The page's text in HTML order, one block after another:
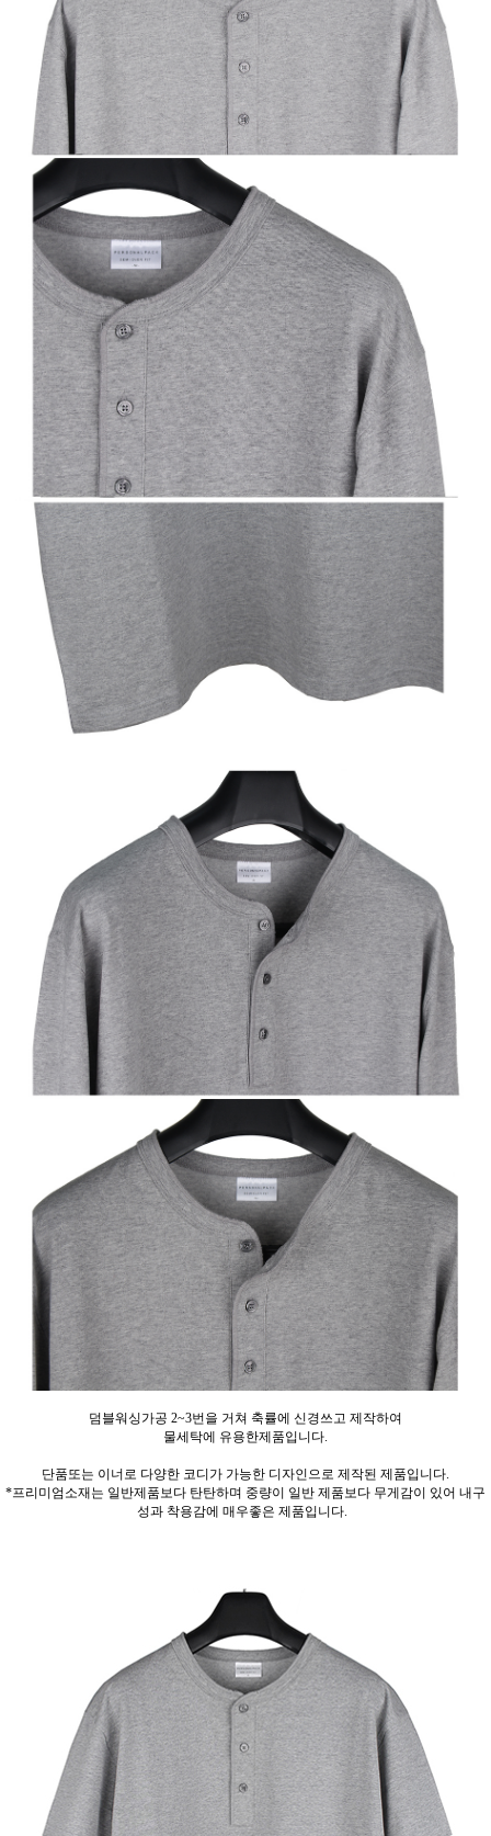
덤블워싱가공 2~3번을 거쳐 축률에 신경쓰고 제작하여
물세탁에 유용한제품입니다.
단품또는 이너로 다양한 코디가 가능한 디자인으로 제작된 제품입니다.
*프리미엄소재는 일반제품보다 탄탄하며 중량이 일반 제품보다 무게감이 있어 내구
성과 착용감에 매우좋은 제품입니다.